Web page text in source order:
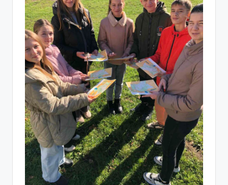
т
р
н
а
ц
і
о
н
а
л
ь